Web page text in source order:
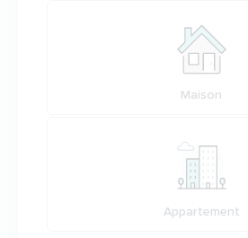
Maison
Appartement